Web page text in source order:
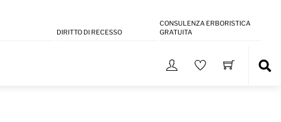
DIRITTO DI RECESSO
CONSULENZA ERBORISTICA
GRATUITA